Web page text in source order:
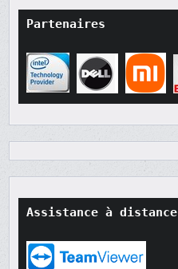
Partenaires
Assistance à distance